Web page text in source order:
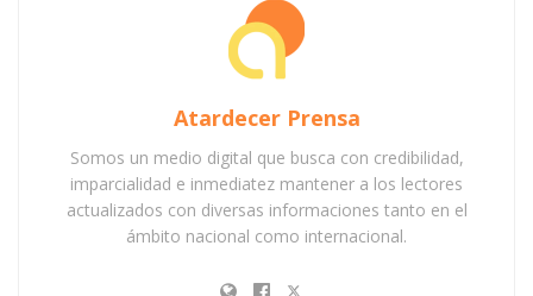
Atardecer Prensa
Somos un medio digital que busca con credibilidad,
imparcialidad e inmediatez mantener a los lectores
actualizados con diversas informaciones tanto en el
ámbito nacional como internacional.